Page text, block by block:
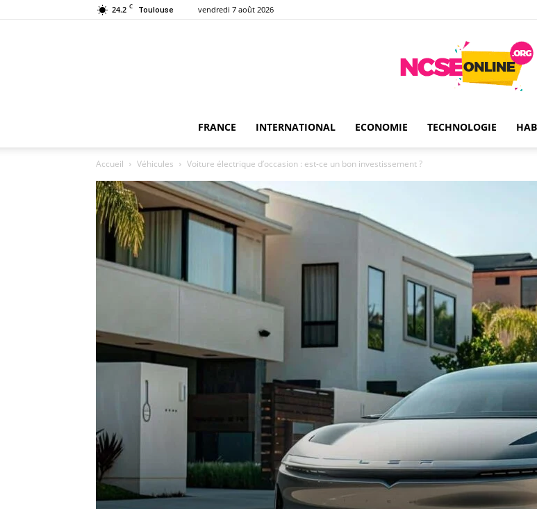
24.2 C Toulouse vendredi 7 août 2026
FRANCE INTERNATIONAL ECONOMIE TECHNOLOGIE
Accueil Véhicules Voiture électrique d’occasion : est-ce un bon investissement ?